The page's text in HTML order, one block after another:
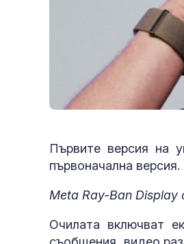
Първите версия на
първоначална версия.
Meta Ray-Ban Display
Очилата включват